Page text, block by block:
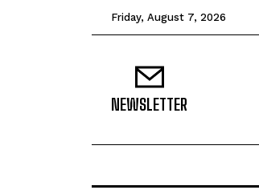
Friday, August 7, 2026
NEWSLETTER